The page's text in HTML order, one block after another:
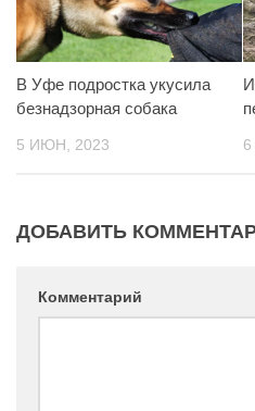
В Уфе подростка укусила
безнадзорная собака
5 ИЮН, 2023
ДОБАВИТЬ
Комментарий